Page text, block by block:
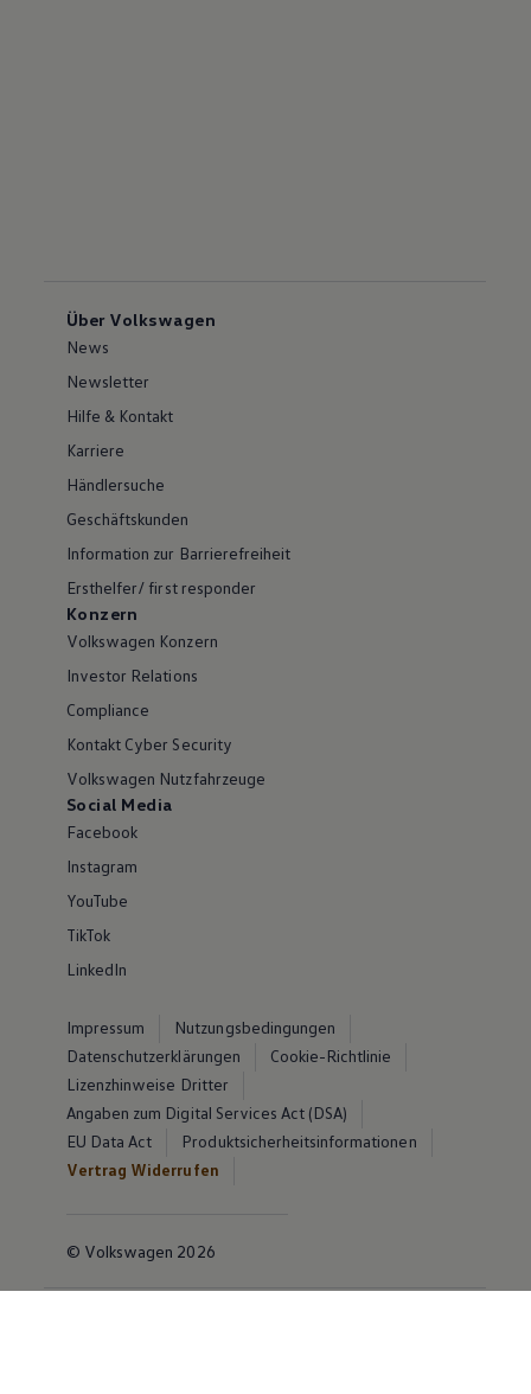
Über Volkswagen
News
Newsletter
Hilfe & Kontakt
Karriere
Händlersuche
Geschäftskunden
Information zur Barrierefreiheit
Ersthelfer/ first responder
Konzern
Volkswagen Konzern
Investor Relations
Compliance
Kontakt Cyber Security
Volkswagen Nutzfahrzeuge
Social Media
Facebook
Instagram
YouTube
TikTok
LinkedIn
Impressum
Nutzungsbedingungen
Datenschutzerklärungen
Cookie-Richtlinie
Lizenzhinweise Dritter
Angaben zum Digital Services Act (DSA)
EU Data Act
Produktsicherheitsinformationen
Vertrag Widerrufen
© Volkswagen 2026